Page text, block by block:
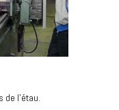
de l’étau.